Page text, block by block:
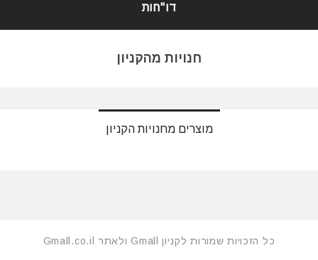
דו"חות
חנויות מהקניון
מוצרים מחנויות הקניון
כל הזכויות שמורות לקניון Gmall ולאתר Gmall.co.il